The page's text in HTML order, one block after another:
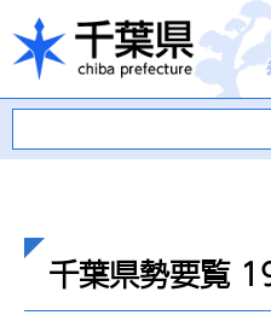
千葉県
千葉県勢要覧